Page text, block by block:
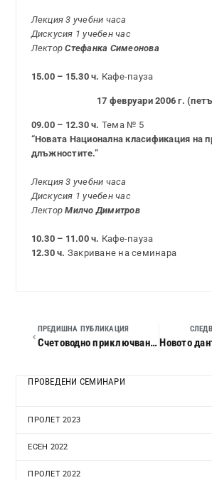
Лекция 3 учебни часа
Дискусия 1 учебен час
ЛекторСтефанка Симеонова
15.00 – 15.30 ч. Кафе-пауза
17 февруари 2006 г.
09.00 – 12.30 ч. Тема № 5
“Новата Национална класификация на
длъжностите.”
Лекция 3 учебни часа
Дискусия 1 учебен час
ЛекторМилчо Димитров
10.30 – 11.00 ч. Кафе-пауза
12.30 ч. Закриване на семинара
ПРЕДИШНА ПУБЛИКАЦИЯ
Счетоводно приключване на 2005 г. за бюджетните предприятия. Нови изисквания за 2006 г. Финансов контрол
ПРОВЕДЕНИ СЕМИНАРИ
ПРОЛЕТ 2023
ЕСЕН 2022
ПРОЛЕТ 2022